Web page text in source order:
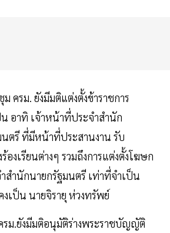
ครม. ยังมีมติแต่งตั้งข้าราชการ
น อาทิ เจ้าหน้าที่ประจำสำนัก
นตรี ที่มีหน้าที่ประสานงาน รับ
องเรียนต่างๆ รวมถึงการแต่งตั้งโฆษก
สำนักนายกรัฐมนตรี เท่าที่จำเป็น
เป็น นายจิรายุ ห่วงทรัพย์
รม.ยังมีมติอนุมัติร่างพระราชบัญญัติ